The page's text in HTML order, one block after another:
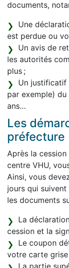
documents,
Une
est perdue ou
Un avis de
les autorités
plus ;
Un justificatif
par exemple)
ans…
Les
préfecture
Après la
centre VHU,
Ainsi, vous
jours qui
les documents
La
cession et la
Le coupon
votre carte grise